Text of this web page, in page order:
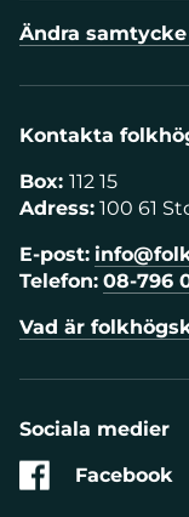
Ändra
Kontakta
Box: 112 15
Adress: 100 61
E-post:
Telefon: 08-796
Vad är
Sociala medier
Facebook